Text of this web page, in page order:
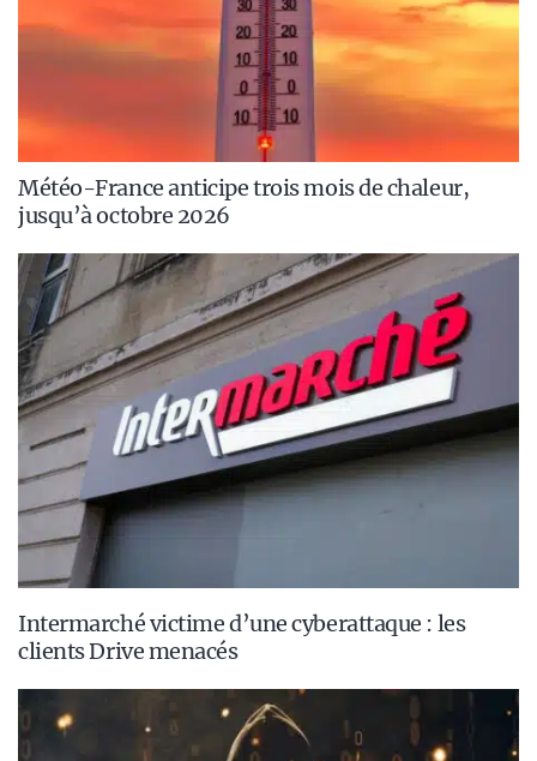
Météo-France anticipe trois mois de chaleur,
jusqu’à octobre 2026
Intermarché victime d’une cyberattaque : les
clients Drive menacés